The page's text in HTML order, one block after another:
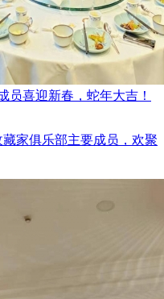
员喜迎新春，蛇年大吉！
家俱乐部主要成员，欢聚